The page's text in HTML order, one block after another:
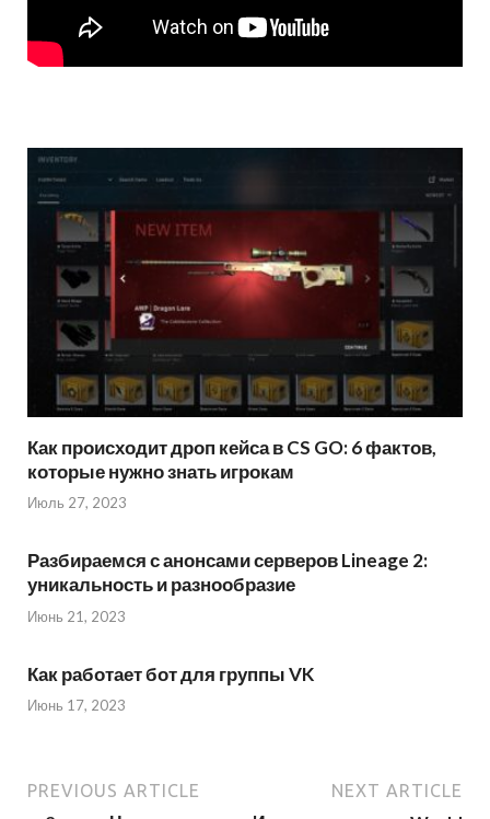
Как происходит дроп кейса в CS GO: 6 фактов,
которые нужно знать игрокам
Июль 27, 2023
Разбираемся с анонсами серверов Lineage 2:
уникальность и разнообразие
Июнь 21, 2023
Как работает бот для группы VK
Июнь 17, 2023
PREVIOUS ARTICLE NEXT ARTICLE